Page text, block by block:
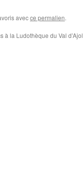
avecce permalien.
à la Ludothèque du Val d’Ajol